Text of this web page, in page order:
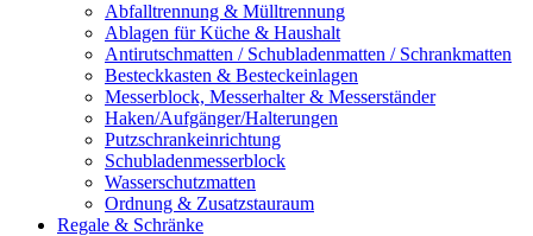
Abfalltrennung & Mülltrennung
Ablagen für Küche & Haushalt
Antirutschmatten / Schubladenmatten / Schrankmatten
Besteckkasten & Besteckeinlagen
Messerblock, Messerhalter & Messerständer
Haken/Aufgänger/Halterungen
Putzschrankeinrichtung
Schubladenmesserblock
Wasserschutzmatten
Ordnung & Zusatzstauraum
Regale & Schränke